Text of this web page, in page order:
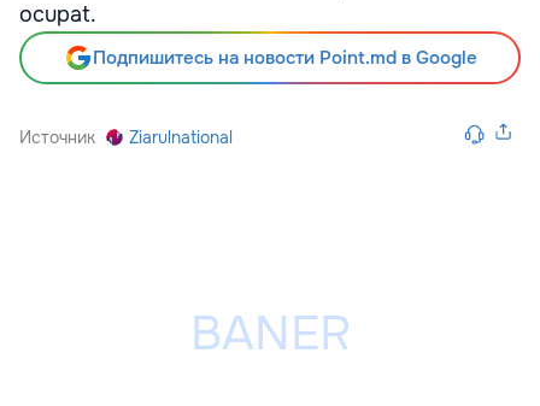
ocupat.
Подпишитесь на новости Point.md в Google
Источник Ziarulnational